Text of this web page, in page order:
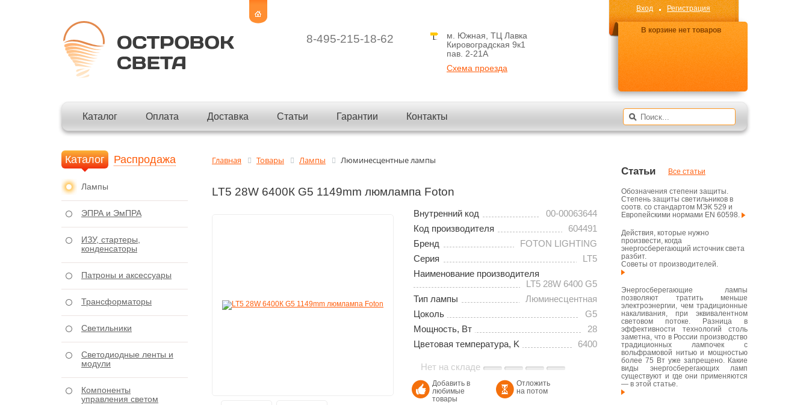
8-495-215-18-62
м. Южная, ТЦ Лавка
Кировоградская 9к1
пав. 2-21A
Схема проезда
Вход Регистрация
В корзине нет товаров
Каталог Оплата Доставка Статьи Гарантии Контакты
Главная Товары Лампы Люминесцентные лампы
LT5 28W 6400К G5 1149mm люмлампа Foton
Внутренний код
00-00063644
Код производителя
604491
Бренд
FOTON LIGHTING
Серия
LT5
Наименование производителя
LT5 28W 6400 G5
Тип лампы
Люминесцентная
Цоколь
G5
Мощность, Вт
28
Цветовая температура, K
6400
Нет на складе
Добавить в
любимые
товары
Отложить
на потом
Каталог Распродажа
Лампы
ЭПРА и ЭмПРА
ИЗУ, стартеры,
конденсаторы
Патроны и аксессуары
Трансформаторы
Светильники
Светодиодные ленты и
модули
Компоненты
управления светом
Статьи Все статьи
Обозначения степени защиты.
Степень защиты светильников в
соотв. со стандартом МЭК 529 и
Европейскими нормами EN 60598.
Действия, которые нужно
произвести, когда
энергосберегающий источник света
разбит.
Советы от производителей.
Энергосберегающие лампы
позволяют тратить меньше
электроэнергии, чем традиционные
накаливания, при эквивалентном
световом потоке. Разница в
эффективности технологий столь
заметна, что в России производство
традиционных лампочек с
вольфрамовой нитью и мощностью
более 75 Вт уже запрещено. Какие
виды энергосберегающих ламп
существуют и где они применяются
— в этой статье.